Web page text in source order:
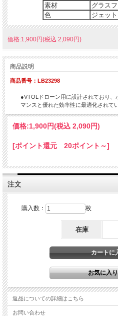
素材
グラス
色
ジェッ
価格:1,900円(税込 2,090円)
商品説明
商品番号：LB23298
●VTOLドローン用に設計されており
マンスと優れた効率性に最適化されてい
価格:1,900円(税込 2,090円)
[ポイント還元 20ポイント～]
注文
購入数： 枚
在庫
返品についての詳細はこちら
お問い合わせ